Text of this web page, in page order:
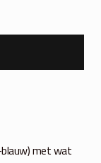
met wat